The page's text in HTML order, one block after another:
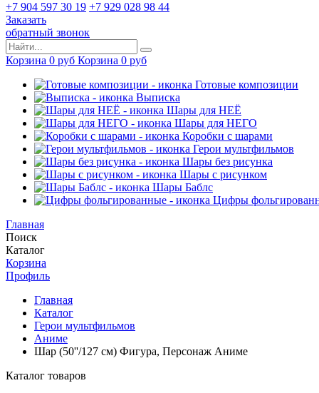
+7 904 597 30 19 +7 929 028 98 44
Заказать
обратный звонок
Корзина 0 руб Корзина 0 руб
Готовые композиции
Выписка
Шары для НЕЁ
Шары для НЕГО
Коробки с шарами
Герои мультфильмов
Шары без рисунка
Шары с рисунком
Шары Баблс
Цифры
Главная
Поиск
Каталог
Корзина
Профиль
Главная
Каталог
Герои мультфильмов
Аниме
Шар (50''/127 см) Фигура, Персонаж Аниме
Каталог товаров